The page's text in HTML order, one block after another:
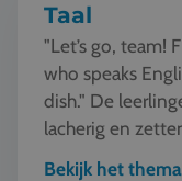
Taal
"Let’s go, team!
who speaks
dish." De
lacherig en
Bekijk het thema